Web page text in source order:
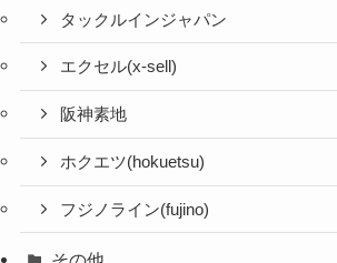
タックルインジャパン
エクセル(x-sell)
阪神素地
ホクエツ(hokuetsu)
フジノライン(fujino)